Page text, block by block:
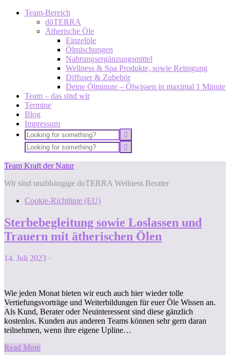
Team-Bereich
dōTERRA
Ätherische Öle
Einzelöle
Ölmischungen
Nahrungsergänzungsmittel
Wellness & Spa Produkte, sowie Reinigung
Diffuser & Zubehör
Deine Ölminute – Ölwissen in maximal 1 Minute
Team – das sind wir
Termine
Blog
Impressum
Team Kraft der Natur
Wir sind unabhängige doTERRA Wellness Berater
Cookie-Richtlinie (EU)
Sterbebegleitung sowie Loslassen und
Trauern mit ätherischen Ölen
14. Juli 2023 ·
Wie jeden Monat bieten wir euch auch hier wieder tolle
Vertiefungsvorträge und Weiterbildungen für euer Öle Wissen an.
Als Kund, Berater oder Neuinteressent sind diese gänzlich
kostenlos. Kunden aus anderen Teams können sehr gern daran
teilnehmen, wenn ihre eigene Upline…
Read More